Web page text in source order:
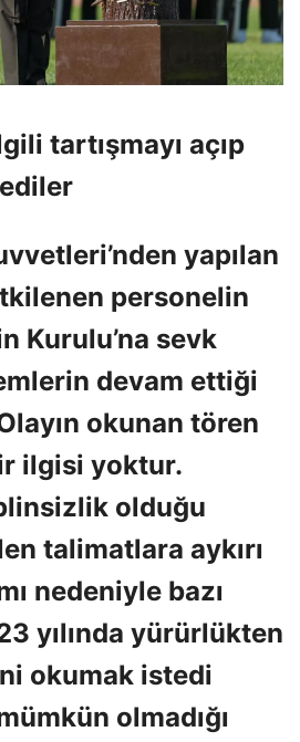
tartışmayı açıp
yapılan
personelin
Kurulu’na sevk
devam ettiği
okunan tören
ilgisi yoktur.
olduğu
talimatlara aykırı
nedeniyle bazı
yılında yürürlükten
okumak istedi
olmadığı